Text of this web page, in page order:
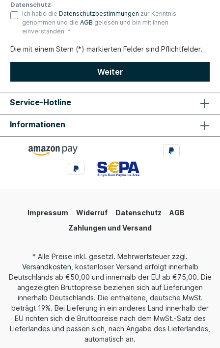
Datenschutz
Ich habe die Datenschutzbestimmungen zur Kenntnis
genommen und die AGB gelesen und bin mit ihnen
einverstanden. *
Die mit einem Stern (*) markierten Felder sind Pflichtfelder.
Weiter
Service-Hotline
Informationen
Impressum Widerruf Datenschutz
AGB
Zahlungen und Versand
* Alle Preise inkl. gesetzl. Mehrwertsteuer zzgl.
Versandkosten , kostenloser Versand erfolgt innerhalb
Deutschlands ab €50,00 und innerhalb der EU ab €75,00. Die
angezeigten Bruttopreise beziehen sich auf Lieferungen
innerhalb Deutschlands. Die enthaltene, deutsche MwSt.
beträgt 19%. Bei Lieferung in ein anderes Land innerhalb der
EU richten sich die Bruttopreise nach dem MwSt.-Satz des
Lieferlandes und passen sich, nach Angabe des Lieferlandes,
automatisch an.